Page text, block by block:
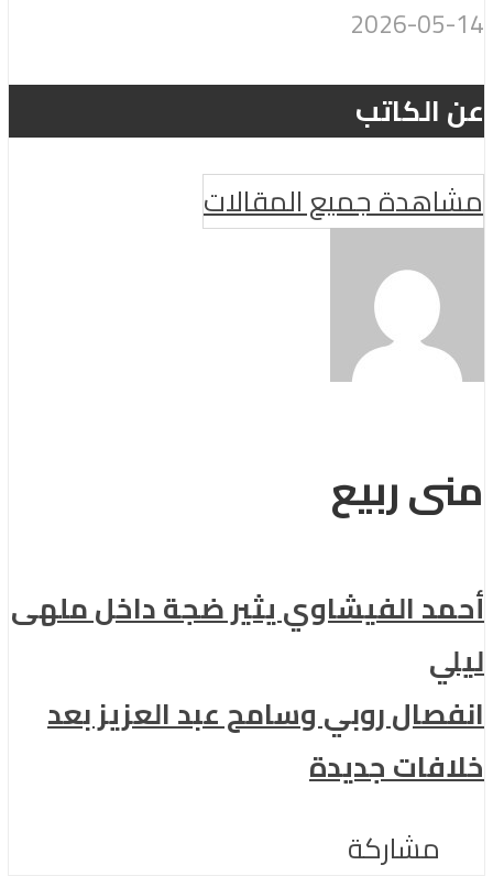
2026-05-14
عن الكاتب
مشاهدة جميع المقالات
منى ربيع
أحمد الفيشاوي يثير ضجة داخل ملهى
ليلي
انفصال روبي وسامح عبد العزيز بعد
خلافات جديدة
مشاركة